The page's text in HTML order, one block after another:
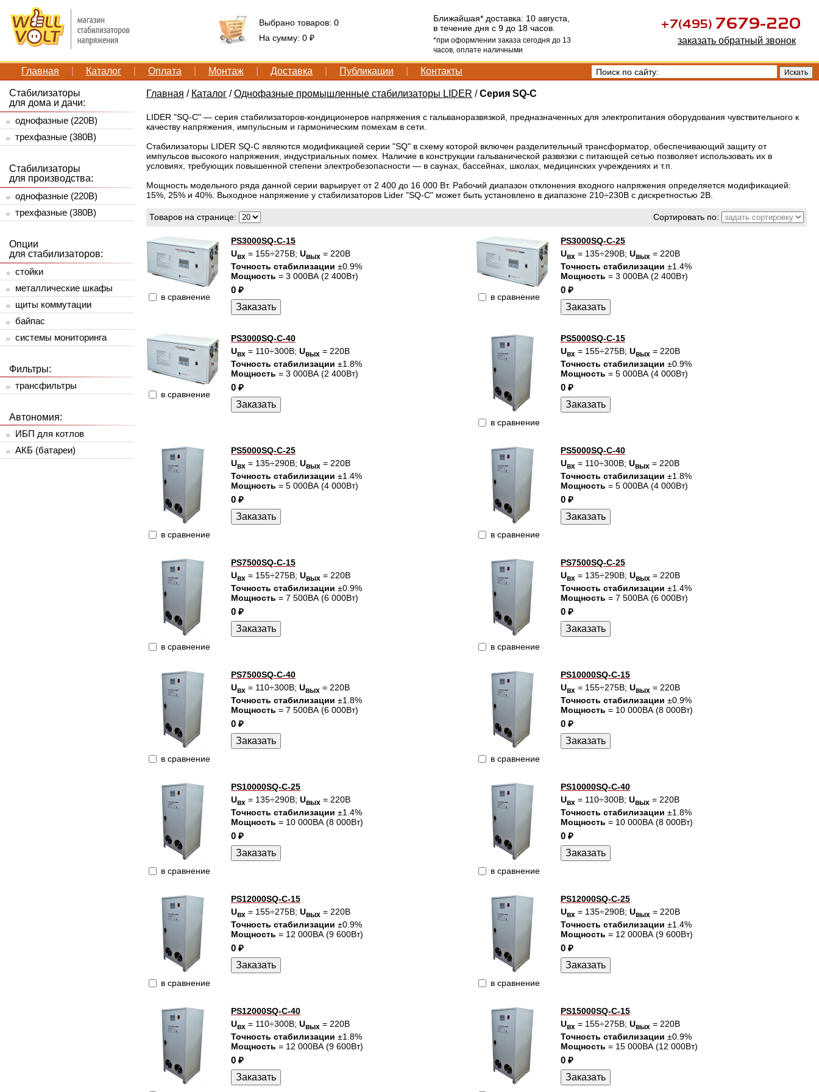
Выбрано товаров:0
На сумму:0 ₽
Ближайшая* доставка: 10 августа,
в течение дня с 9 до 18 часов.
*при оформлении заказа сегодня до 13
часов, оплате наличными
заказать обратный звонок
Главная Каталог Оплата Монтаж Доставка Публикации Контакты
Главная / Каталог / Однофазные промышленные стабилизаторы LIDER / Серия SQ-C
LIDER "SQ-C" — серия стабилизаторов-кондиционеров напряжения с гальваноразвязкой, предназначенных для электропитания оборудования чувствительного к
качеству напряжения, импульсным и гармоническим помехам в сети.
Стабилизаторы LIDER SQ-C являются модификацией серии "SQ" в схему которой включен разделительный трансформатор, обеспечивающий защиту от
импульсов высокого напряжения, индустриальных помех. Наличие в конструкции гальванической развязки с питающей сетью позволяет использовать их в
условиях, требующих повышенной степени электробезопасности — в саунах, бассейнах, школах, медицинских учреждениях и т.п.
Мощность модельного ряда данной серии варьирует от 2 400 до 16 000 Вт. Рабочий диапазон отклонения входного напряжения определяется модификацией:
15%, 25% и 40%. Выходное напряжение у стабилизаторов Lider "SQ-C" может быть установлено в диапазоне 210÷230В с дискретностью 2В.
Сортировать по:
Товаров на странице:
в сравнение
PS3000SQ-C-15
Uвх = 155÷275В; Uвых = 220В
Точность стабилизации ±0.9%
Мощность = 3 000ВА (2 400Вт)
0 ₽
в сравнение
PS3000SQ-C-25
Uвх = 135÷290В; Uвых = 220В
Точность стабилизации ±1.4%
Мощность = 3 000ВА (2 400Вт)
0 ₽
в сравнение
PS3000SQ-C-40
Uвх = 110÷300В; Uвых = 220В
Точность стабилизации ±1.8%
Мощность = 3 000ВА (2 400Вт)
0 ₽
в сравнение
PS5000SQ-C-15
Uвх = 155÷275В; Uвых = 220В
Точность стабилизации ±0.9%
Мощность = 5 000ВА (4 000Вт)
0 ₽
в сравнение
PS5000SQ-C-25
Uвх = 135÷290В; Uвых = 220В
Точность стабилизации ±1.4%
Мощность = 5 000ВА (4 000Вт)
0 ₽
в сравнение
PS5000SQ-C-40
Uвх = 110÷300В; Uвых = 220В
Точность стабилизации ±1.8%
Мощность = 5 000ВА (4 000Вт)
0 ₽
в сравнение
PS7500SQ-C-15
Uвх = 155÷275В; Uвых = 220В
Точность стабилизации ±0.9%
Мощность = 7 500ВА (6 000Вт)
0 ₽
в сравнение
PS7500SQ-C-25
Uвх = 135÷290В; Uвых = 220В
Точность стабилизации ±1.4%
Мощность = 7 500ВА (6 000Вт)
0 ₽
в сравнение
PS7500SQ-C-40
Uвх = 110÷300В; Uвых = 220В
Точность стабилизации ±1.8%
Мощность = 7 500ВА (6 000Вт)
0 ₽
в сравнение
PS10000SQ-C-15
Uвх = 155÷275В; Uвых = 220В
Точность стабилизации ±0.9%
Мощность = 10 000ВА (8 000Вт)
0 ₽
в сравнение
PS10000SQ-C-25
Uвх = 135÷290В; Uвых = 220В
Точность стабилизации ±1.4%
Мощность = 10 000ВА (8 000Вт)
0 ₽
в сравнение
PS10000SQ-C-40
Uвх = 110÷300В; Uвых = 220В
Точность стабилизации ±1.8%
Мощность = 10 000ВА (8 000Вт)
0 ₽
в сравнение
PS12000SQ-C-15
Uвх = 155÷275В; Uвых = 220В
Точность стабилизации ±0.9%
Мощность = 12 000ВА (9 600Вт)
0 ₽
в сравнение
PS12000SQ-C-25
Uвх = 135÷290В; Uвых = 220В
Точность стабилизации ±1.4%
Мощность = 12 000ВА (9 600Вт)
0 ₽
PS12000SQ-C-40
Uвх = 110÷300В; Uвых = 220В
Точность стабилизации ±1.8%
Мощность = 12 000ВА (9 600Вт)
0 ₽
PS15000SQ-C-15
Uвх = 155÷275В; Uвых = 220В
Точность стабилизации ±0.9%
Мощность = 15 000ВА (12 000Вт)
0 ₽
Стабилизаторы
для дома и дачи:
однофазные (220В)
трехфазные (380В)
Стабилизаторы
для производства:
однофазные (220В)
трехфазные (380В)
Опции
для стабилизаторов:
стойки
металлические шкафы
щиты коммутации
байпас
системы мониторинга
Фильтры:
трансфильтры
Автономия:
ИБП для котлов
АКБ (батареи)